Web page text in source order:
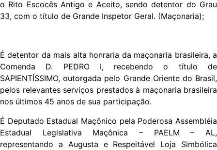
o Rito Escocês Antigo e Aceito, sendo detentor do Grau
33, com o título de Grande Inspetor Geral. (Maçonaria);
É detentor da mais alta honraria da maçonaria brasileira, a
Comenda D. PEDRO I, recebendo o título de
SAPIENTÍSSIMO, outorgada pelo Grande Oriente do Brasil,
pelos relevantes serviços prestados à maçonaria brasileira
nos últimos 45 anos de sua participação.
É Deputado Estadual Maçônico pela Poderosa Assembléia
Estadual Legislativa Maçônica – PAELM – AL,
representando a Augusta e Respeitável Loja Simbólica